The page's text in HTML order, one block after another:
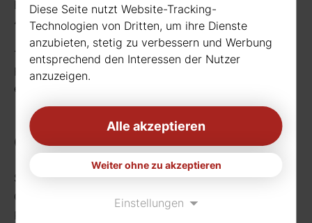
Borussiastr. 26
44149 Dortmund
Telefon:0231 656677
Fax: 0231 656990
eMail:
Getränke
Sortiment
Craft Beer
Rund um deine Bar
Diese Seite nutzt Website-Tracking-
Technologien von Dritten, um ihre Dienste
anzubieten, stetig zu verbessern und Werbung
entsprechend den Interessen der Nutzer
anzuzeigen.
Alle akzeptieren
Weiter ohne zu akzeptieren
Einstellungen